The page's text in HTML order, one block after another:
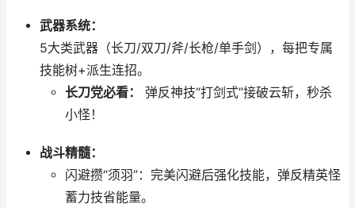
武器系统：
5大类武器（长刀/双刀/斧/长枪/单手剑），每把专属
技能树+派生连招。
长刀党必看：
弹反神技“打剑式”接破云斩，秒杀
小怪！
战斗精髓：
闪避攒“须羽”：完美闪避后强化技能，弹反精英怪
蓄力技省能量。